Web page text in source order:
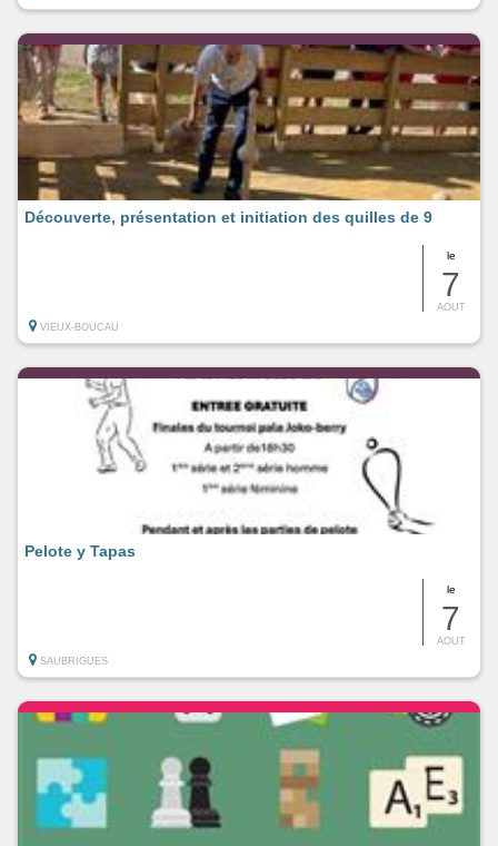
le
7
AOUT
Découverte, présentation et initiation des quilles de 9
VIEUX-BOUCAU
le
7
AOUT
Pelote y Tapas
SAUBRIGUES